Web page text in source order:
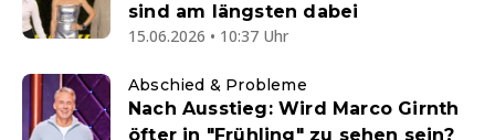
sind am längsten dabei
15.06.2026 • 10:37 Uhr
Abschied & Probleme
Nach Ausstieg: Wird Marco Girnth
öfter in "Frühling" zu sehen sein?